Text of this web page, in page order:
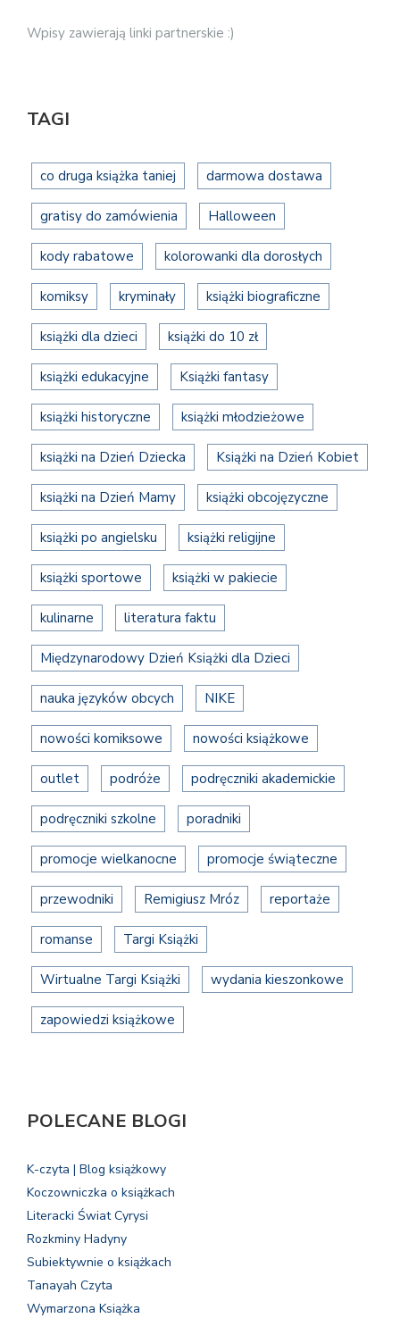
Wpisy zawierają linki partnerskie :)
TAGI
co druga książka taniej darmowa dostawa
gratisy do zamówienia Halloween
kody rabatowe kolorowanki dla dorosłych
komiksy kryminały książki biograficzne
książki dla dzieci książki do 10 zł
książki edukacyjne Książki fantasy
książki historyczne książki młodzieżowe
książki na Dzień Dziecka Książki na Dzień Kobiet
książki na Dzień Mamy książki obcojęzyczne
książki po angielsku książki religijne
książki sportowe książki w pakiecie
kulinarne literatura faktu
Międzynarodowy Dzień Książki dla Dzieci
nauka języków obcych NIKE
nowości komiksowe nowości książkowe
outlet podróże podręczniki akademickie
podręczniki szkolne poradniki
promocje wielkanocne promocje świąteczne
przewodniki Remigiusz Mróz reportaże
romanse Targi Książki
Wirtualne Targi Książki wydania kieszonkowe
zapowiedzi książkowe
POLECANE BLOGI
K-czyta | Blog książkowy
Koczowniczka o książkach
Literacki Świat Cyrysi
Rozkminy Hadyny
Subiektywnie o książkach
Tanayah Czyta
Wymarzona Książka